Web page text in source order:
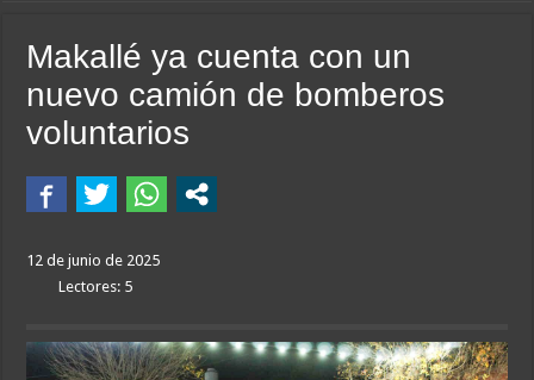
Makallé ya cuenta con un
nuevo camión de bomberos
voluntarios
12 de junio de 2025
Lectores: 5